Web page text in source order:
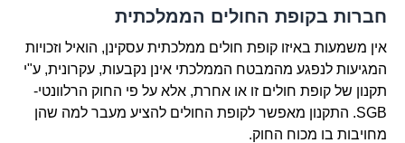
חברות בקופת החולים הממלכתית
אין משמעות באיזו קופת חולים ממלכתית עסקינן, הואיל וזכויות
המגיעות לנפגע מהמבטח הממלכתי אינן נקבעות, עקרונית, ע"י
תקנון של קופת חולים זו או אחרת, אלא על פי החוק הרלוונטי-
SGB. התקנון מאפשר לקופת החולים להציע מעבר למה שהן
מחויבות בו מכוח החוק.